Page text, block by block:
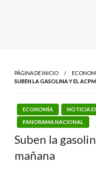
PÁGINA DE INICIO
SUBEN LA GASOLINA Y EL
ECONOMÍA
NOTICIA
PANORAMA NACIONAL
Suben la
mañana